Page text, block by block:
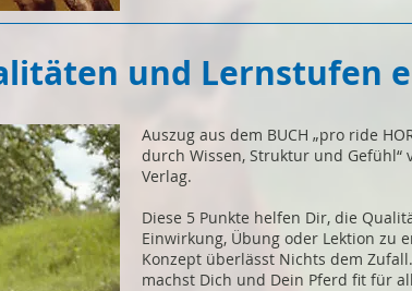
und Lernstufen
Auszug aus dem BUCH „pro ride
durch Wissen, Struktur und Gefühl“
Verlag.
Diese 5 Punkte helfen Dir, die
Einwirkung, Übung oder Lektion zu
Konzept überlässt Nichts dem
machst Dich und Dein Pferd fit für